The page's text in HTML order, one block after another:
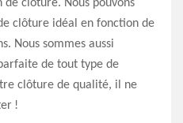
clôture. Nous pouvons
clôture idéal en fonction de
Nous sommes aussi
de tout type de
clôture de qualité, il ne
!